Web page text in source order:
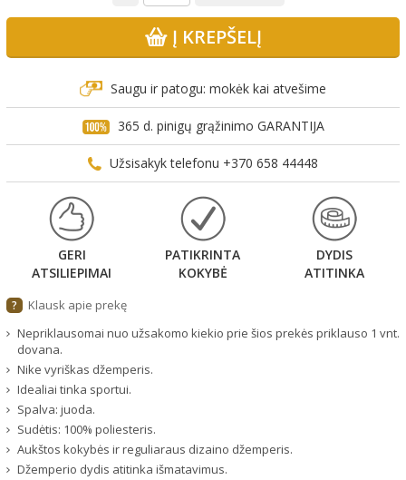
Į KREPŠELĮ
Saugu ir patogu: mokėk kai atvešime
365 d. pinigų grąžinimo GARANTIJA
Užsisakyk telefonu +370 658 44448
GERI
ATSILIEPIMAI
PATIKRINTA
KOKYBĖ
DYDIS
ATITINKA
?
Klausk apie prekę
Nepriklausomai nuo užsakomo kiekio prie šios prekės priklauso 1 vnt.
dovana.
Nike vyriškas džemperis.
Idealiai tinka sportui.
Spalva: juoda.
Sudėtis: 100% poliesteris.
Aukštos kokybės ir reguliaraus dizaino džemperis.
Džemperio dydis atitinka išmatavimus.